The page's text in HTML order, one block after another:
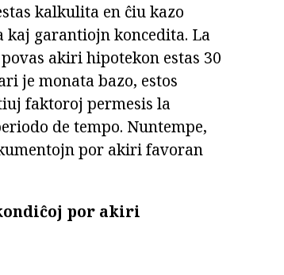
kalkulita en ĉiu kazo
kaj garantiojn koncedita. La
akiri hipotekon estas 30
je monata bazo, estos
faktoroj permesis la
de tempo. Nuntempe,
por akiri favoran
por akiri